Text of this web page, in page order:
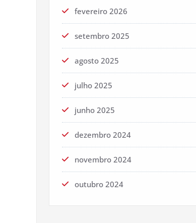
fevereiro 2026
setembro 2025
agosto 2025
julho 2025
junho 2025
dezembro 2024
novembro 2024
outubro 2024